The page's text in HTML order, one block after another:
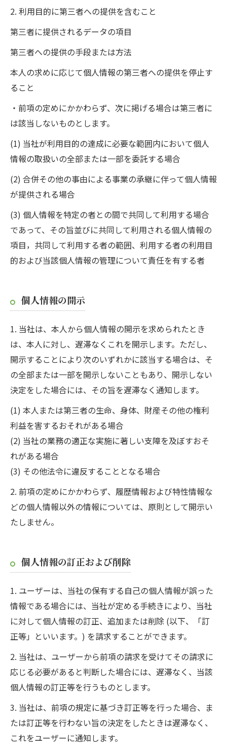
2. 利用目的に第三者への提供を含むこと
第三者に提供されるデータの項目
第三者への提供の手段または方法
本人の求めに応じて個人情報の第三者への提供を停止す
ること
・前項の定めにかかわらず、次に掲げる場合は第三者に
は該当しないものとします。
(1) 当社が利用目的の達成に必要な範囲内において個人
情報の取扱いの全部または一部を委託する場合
(2) 合併その他の事由による事業の承継に伴って個人情報
が提供される場合
(3) 個人情報を特定の者との間で共同して利用する場合
であって、その旨並びに共同して利用される個人情報の
項目，共同して利用する者の範囲、利用する者の利用目
的および当該個人情報の管理について責任を有する者
個人情報の開示
1. 当社は、本人から個人情報の開示を求められたとき
は、本人に対し、遅滞なくこれを開示します。ただし、
開示することにより次のいずれかに該当する場合は、そ
の全部または一部を開示しないこともあり、開示しない
決定をした場合には、その旨を遅滞なく通知します。
(1) 本人または第三者の生命、身体、財産その他の権利
利益を害するおそれがある場合
(2) 当社の業務の適正な実施に著しい支障を及ぼすおそ
れがある場合
(3) その他法令に違反することとなる場合
2. 前項の定めにかかわらず、履歴情報および特性情報な
どの個人情報以外の情報については、原則として開示い
たしません。
個人情報の訂正および削除
1. ユーザーは、当社の保有する自己の個人情報が誤った
情報である場合には、当社が定める手続きにより、当社
に対して個人情報の訂正、追加または削除 (以下、「訂
正等」といいます。) を請求することができます。
2. 当社は、ユーザーから前項の請求を受けてその請求に
応じる必要があると判断した場合には、遅滞なく、当該
個人情報の訂正等を行うものとします。
3. 当社は、前項の規定に基づき訂正等を行った場合、ま
たは訂正等を行わない旨の決定をしたときは遅滞なく、
これをユーザーに通知します。